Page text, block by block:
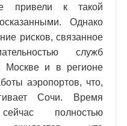
привели к такой
Однако
рисков, связанное
служб
Москве и в регионе
аэропортов, что,
Сочи. Время
полностью